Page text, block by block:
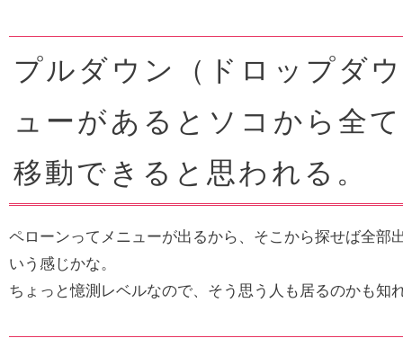
プルダウン（ドロップダ
ューがあるとソコから全
移動できると思われる。
ペローンってメニューが出るから、そこから探せば全部
いう感じかな。
ちょっと憶測レベルなので、そう思う人も居るのかも知